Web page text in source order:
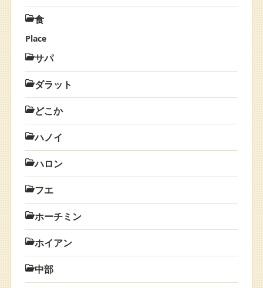
食
Place
サパ
ダラット
どこか
ハノイ
ハロン
フエ
ホーチミン
ホイアン
中部